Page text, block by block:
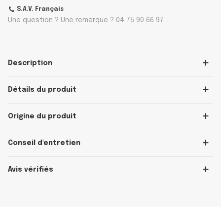
S.A.V. Français
Une question ? Une remarque ? 04 75 90 66 97
Description
Détails du produit
Origine du produit
Conseil d'entretien
Avis vérifiés